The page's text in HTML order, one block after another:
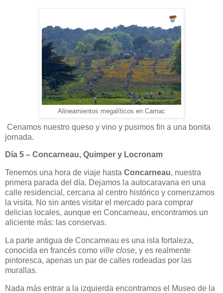
Alineamientos megalíticos en Carnac
Cenamos nuestro queso y vino y pusimos fin a una bonita
jornada.
Día 5 – Concarneau, Quimper y Locronam
Tenemos una hora de viaje hasta Concarneau, nuestra
primera parada del día. Dejamos la autocaravana en una
calle residencial, cercana al centro histórico y comenzamos
la visita. No sin antes visitar el mercado para comprar
delicias locales, aunque en Concarneau, encontramos un
aliciente más: las conservas.
La parte antigua de Concarneau es una isla fortaleza,
conocida en francés como ville close, y es realmente
pintoresca, apenas un par de calles rodeadas por las
murallas.
Nada más entrar a la izquierda encontramos el Museo de la